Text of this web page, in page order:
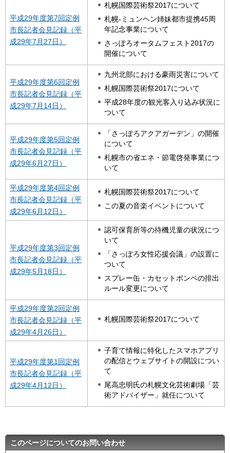
平成29年度第7回定例
市長記者会見記録（平
成29年7月27日）
札幌国際芸術祭2017について
札幌-ミュンヘン姉妹都市提携45周
年記念事業について
さっぽろオータムフェスト2017の
開催について
平成29年度第6回定例
市長記者会見記録（平
成29年7月14日）
九州北部における豪雨災害について
札幌国際芸術祭2017について
平成28年度の観光客入り込み状況に
ついて
平成29年度第5回定例
市長記者会見記録（平
成29年6月27日）
「さっぽろアクアガーデン」の開催
について
札幌市の省エネ・節電啓発事業につ
いて
平成29年度第4回定例
市長記者会見記録（平
成29年6月12日）
札幌国際芸術祭2017について
この夏の音楽イベントについて
平成29年度第3回定例
市長記者会見記録（平
成29年5月18日）
認可保育所等の待機児童の状況につ
いて
「さっぽろ女性応援会議」の設置に
ついて
スプレー缶・カセットボンベの排出
ルール変更について
平成29年度第2回定例
市長記者会見記録（平
成29年4月26日）
札幌国際芸術祭2017について
平成29年度第1回定例
市長記者会見記録（平
成29年4月12日）
子育て情報に特化したスマホアプリ
の配信とウェブサイトの開設につい
て
尾高忠明氏の札幌文化芸術劇場「芸
術アドバイザー」就任について
このページについてのお問い合わせ